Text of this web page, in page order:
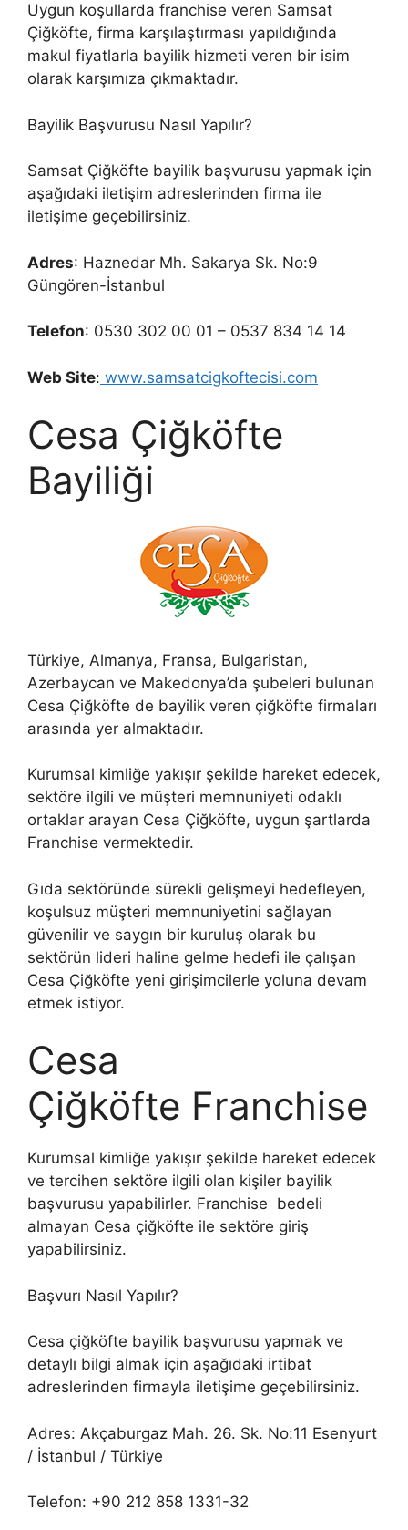
Uygun koşullarda franchise veren Samsat
Çiğköfte, firma karşılaştırması yapıldığında
makul fiyatlarla bayilik hizmeti veren bir isim
olarak karşımıza çıkmaktadır.
Bayilik Başvurusu Nasıl Yapılır?
Samsat Çiğköfte bayilik başvurusu yapmak için
aşağıdaki iletişim adreslerinden firma ile
iletişime geçebilirsiniz.
Adres: Haznedar Mh. Sakarya Sk. No:9
Güngören-İstanbul
Telefon: 0530 302 00 01 – 0537 834 14 14
Web Site: www.samsatcigkoftecisi.com
Cesa Çiğköfte
Bayiliği
Türkiye, Almanya, Fransa, Bulgaristan,
Azerbaycan ve Makedonya’da şubeleri bulunan
Cesa Çiğköfte de bayilik veren çiğköfte firmaları
arasında yer almaktadır.
Kurumsal kimliğe yakışır şekilde hareket edecek,
sektöre ilgili ve müşteri memnuniyeti odaklı
ortaklar arayan Cesa Çiğköfte, uygun şartlarda
Franchise vermektedir.
Gıda sektöründe sürekli gelişmeyi hedefleyen,
koşulsuz müşteri memnuniyetini sağlayan
güvenilir ve saygın bir kuruluş olarak bu
sektörün lideri haline gelme hedefi ile çalışan
Cesa Çiğköfte yeni girişimcilerle yoluna devam
etmek istiyor.
Cesa
Çiğköfte Franchise
Kurumsal kimliğe yakışır şekilde hareket edecek
ve tercihen sektöre ilgili olan kişiler bayilik
başvurusu yapabilirler. Franchise bedeli
almayan Cesa çiğköfte ile sektöre giriş
yapabilirsiniz.
Başvurı Nasıl Yapılır?
Cesa çiğköfte bayilik başvurusu yapmak ve
detaylı bilgi almak için aşağıdaki irtibat
adreslerinden firmayla iletişime geçebilirsiniz.
Adres: Akçaburgaz Mah. 26. Sk. No:11 Esenyurt
/ İstanbul / Türkiye
Telefon: +90 212 858 1331-32